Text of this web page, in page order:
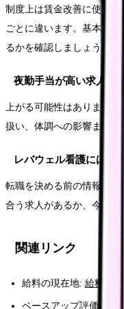
制度上は賃金改善に使う
ごとに違います。基本給
るかを確認しましょう。
夜勤手当が高い求人を
上がる可能性はあります
扱い、体調への影響まで含
レバウェル看護には転
転職を決める前の情報収
合う求人があるか、今の職
関連リンク
給料の現在地: 給料コン
ベースアップ評価料: